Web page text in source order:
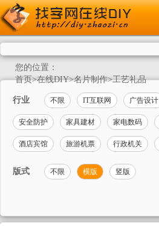
您的位置：
首页>在线DIY>名片制作>工艺礼品
行业 不限 IT互联网 广告设计
安全防护 家具建材 家电数码
酒店宾馆 旅游机票 行政机关
版式 不限 横版 竖版